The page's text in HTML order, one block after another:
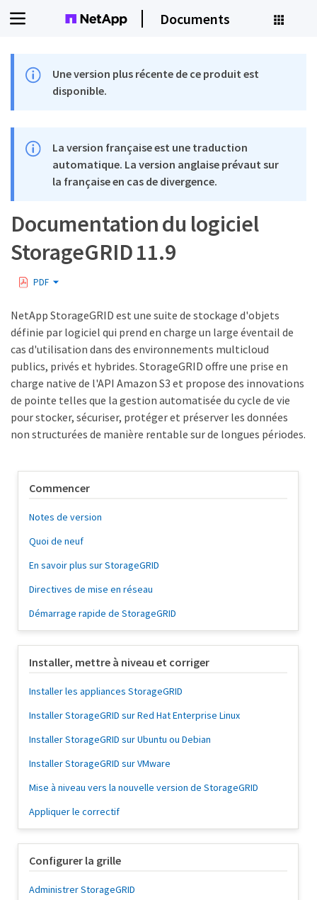
Documents
Une version plus récente de ce produit est
disponible.
La version française est une traduction
automatique. La version anglaise prévaut sur
la française en cas de divergence.
Documentation du logiciel
StorageGRID 11.9
PDF
NetApp StorageGRID est une suite de stockage d'objets
définie par logiciel qui prend en charge un large éventail de
cas d'utilisation dans des environnements multicloud
publics, privés et hybrides. StorageGRID offre une prise en
charge native de l'API Amazon S3 et propose des innovations
de pointe telles que la gestion automatisée du cycle de vie
pour stocker, sécuriser, protéger et préserver les données
non structurées de manière rentable sur de longues périodes.
Commencer
Notes de version
Quoi de neuf
En savoir plus sur StorageGRID
Directives de mise en réseau
Démarrage rapide de StorageGRID
Installer, mettre à niveau et corriger
Installer les appliances StorageGRID
Installer StorageGRID sur Red Hat Enterprise Linux
Installer StorageGRID sur Ubuntu ou Debian
Installer StorageGRID sur VMware
Mise à niveau vers la nouvelle version de StorageGRID
Appliquer le correctif
Configurer la grille
Administrer StorageGRID